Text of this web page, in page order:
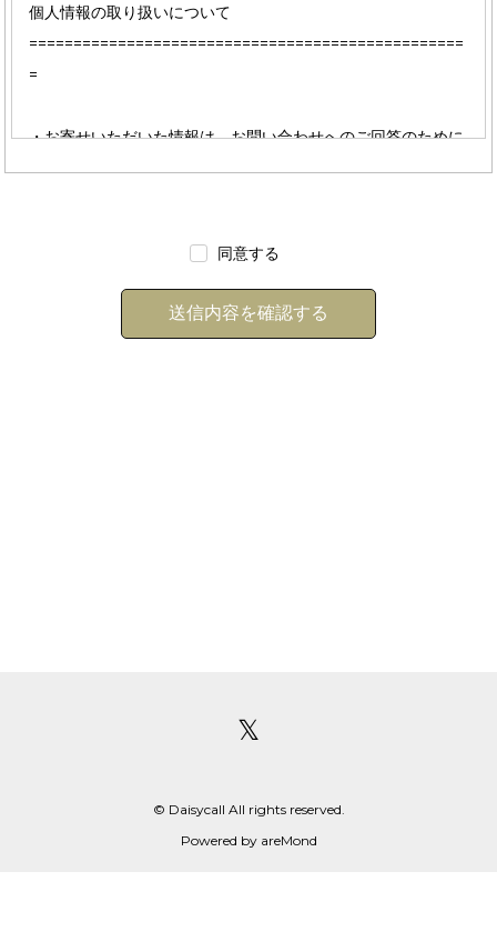
個人情報の取り扱いについて
=================================================
=
・お寄せいただいた情報は、お問い合わせへのご回答のために
のみ使用し、その他の目的で使用したり無断で第三者へ提供す
・お寄せいただいた情報に基づき、Daisycall"より電話、e-ma
il等でご連絡差し上げる場合がございますのであらかじめご承
知願います。情報を正しくご記入いただけなかった場合は、対
同意する
𝕏
© Daisycall All rights reserved.
Powered by areMond